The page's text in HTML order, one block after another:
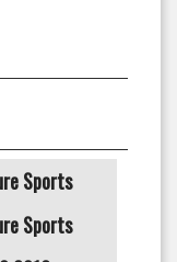
Sports
Sports